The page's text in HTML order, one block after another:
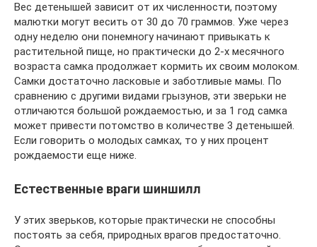
Вес детенышей зависит от их численности, поэтому
малютки могут весить от 30 до 70 граммов. Уже через
одну неделю они понемногу начинают привыкать к
растительной пище, но практически до 2-х месячного
возраста самка продолжает кормить их своим молоком.
Самки достаточно ласковые и заботливые мамы. По
сравнению с другими видами грызунов, эти зверьки не
отличаются большой рождаемостью, и за 1 год самка
может привести потомство в количестве 3 детенышей.
Если говорить о молодых самках, то у них процент
рождаемости еще ниже.
Естественные враги шиншилл
У этих зверьков, которые практически не способны
постоять за себя, природных врагов предостаточно.